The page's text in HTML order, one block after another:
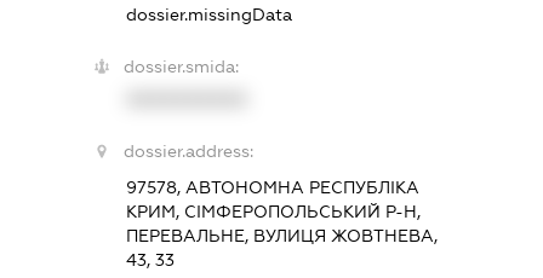
dossier.missingData
dossier.smida:
dossier.address:
97578, АВТОНОМНА РЕСПУБЛІКА
КРИМ, СІМФЕРОПОЛЬСЬКИЙ Р-Н,
ПЕРЕВАЛЬНЕ, ВУЛИЦЯ ЖОВТНЕВА,
43, 33